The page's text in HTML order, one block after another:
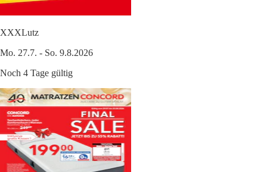
XXXLutz
Mo. 27.7. - So. 9.8.2026
Noch 4 Tage gültig